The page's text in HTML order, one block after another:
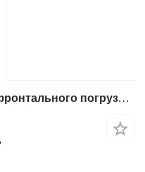
Гидрораспределитель для фронтального погрузчика Hitachi ZW180